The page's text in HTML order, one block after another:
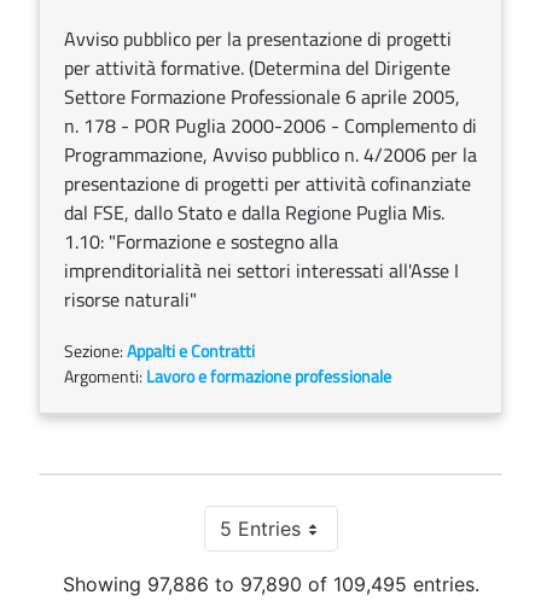
Avviso pubblico per la presentazione di progetti
per attività formative. (Determina del Dirigente
Settore Formazione Professionale 6 aprile 2005,
n. 178 - POR Puglia 2000-2006 - Complemento di
Programmazione, Avviso pubblico n. 4/2006 per la
presentazione di progetti per attività cofinanziate
dal FSE, dallo Stato e dalla Regione Puglia Mis.
1.10: "Formazione e sostegno alla
imprenditorialità nei settori interessati all'Asse I
risorse naturali"
Sezione:Appalti e Contratti
Argomenti: Lavoro e formazione professionale
5 EntriesPer Page
Showing 97,886 to 97,890 of 109,495 entries.